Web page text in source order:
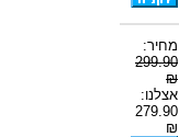
מחיר:
299.90
₪
אצלנו:
279.90
₪